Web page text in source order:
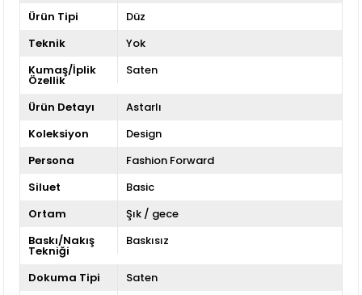
Ürün Tipi
Düz
Teknik
Yok
Kumaş/İplik
Özellik
Saten
Ürün Detayı
Astarlı
Koleksiyon
Design
Persona
Fashion Forward
Siluet
Basic
Ortam
Şık / gece
Baskı/Nakış
Tekniği
Baskısız
Dokuma Tipi
Saten